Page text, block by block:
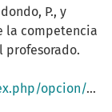
P., y
la competencia
view/23850/24283